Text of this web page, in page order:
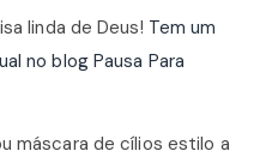
linda de Deus! Tem um
no blog Pausa Para
máscara de cílios estilo a